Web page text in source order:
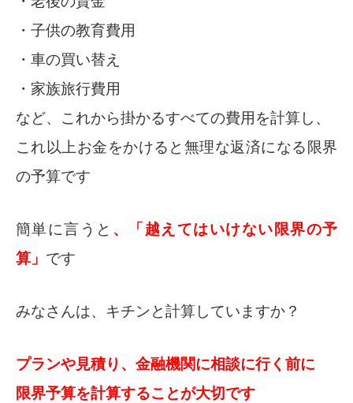
・子供の教育費用
・車の買い替え
・家族旅行費用
など、これから掛かるすべての費用を計算し、
これ以上お金をかけると無理な返済になる限界
の予算です
簡単に言うと 、「越えてはいけない限界の予
算」 です
みなさんは、キチンと計算していますか？
プランや見積り、金融機関に相談に行く前に
限界予算を計算することが大切です